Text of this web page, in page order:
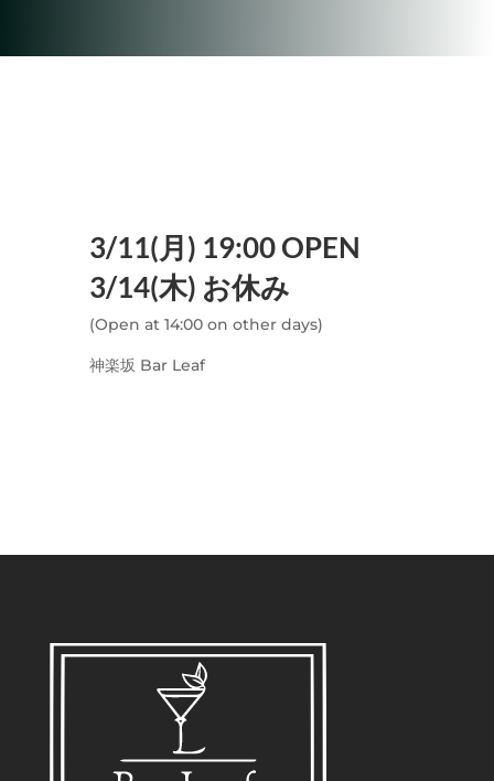
3/11(月) 19:00 OPEN
3/14(木) お休み
(Open at 14:00 on other days)
神楽坂 Bar Leaf